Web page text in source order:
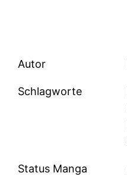
Autor
Schlagworte
Status Manga